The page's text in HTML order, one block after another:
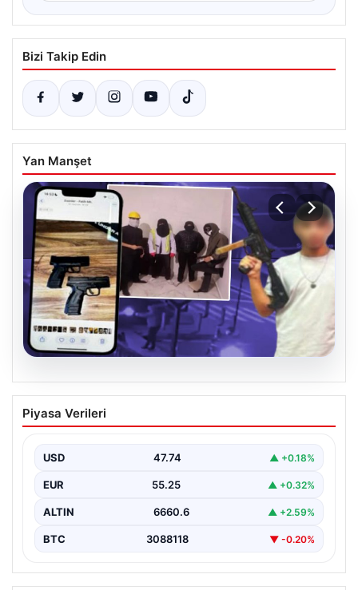
Bizi Takip Edin
Yan Manşet
07.08.2026
Casperlar çetesine yeni iddianame
Piyasa Verileri
USD 47.74 ▲ +0.18%
EUR 55.25 ▲ +0.32%
ALTIN 6660.6 ▲ +2.59%
BTC 3088118 ▼ -0.20%